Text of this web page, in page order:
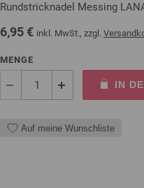
Rundstricknadel Messing
6,95 € inkl. MwSt., zzgl.
MENGE
IN
Auf meine Wunschliste